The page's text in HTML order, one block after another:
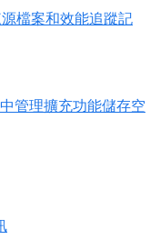
檔案和效能追蹤記
管理擴充功能儲存空